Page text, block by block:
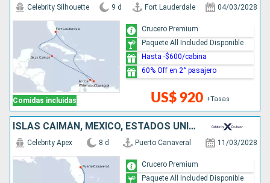
Comidas incluidas
Celebrity Silhouette 9 d Fort Lauderdale 04/03/2028
US$ 920 +Tasas
Crucero Premium
Paquete All Included Disponible
Hasta -$600/cabina
60% Off en 2° pasajero
ISLAS CAIMÁN, MÉXICO, ESTADOS UNIDOS
Celebrity Apex 8 d Puerto Canaveral 11/03/2028
Crucero Premium
Paquete All Included Disponible